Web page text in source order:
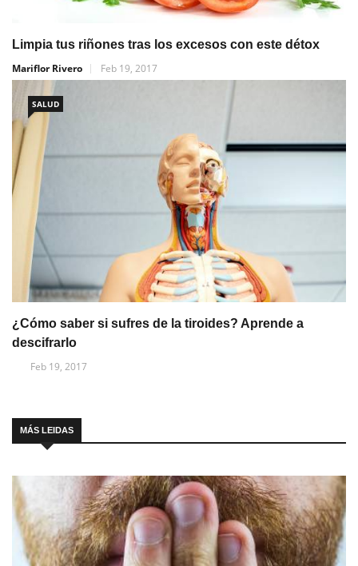
Limpia tus riñones tras los excesos con este détox
Mariflor Rivero
Feb 19, 2017
SALUD
¿Cómo saber si sufres de la tiroides? Aprende a
descifrarlo
Feb 19, 2017
MÁS LEIDAS